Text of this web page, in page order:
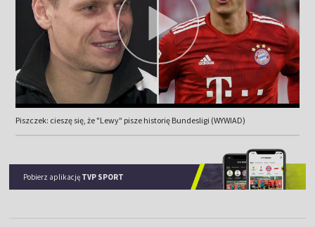
Piszczek: cieszę się, że "Lewy" pisze historię Bundesligi (WYWIAD)
Pobierz aplikację TVP SPORT